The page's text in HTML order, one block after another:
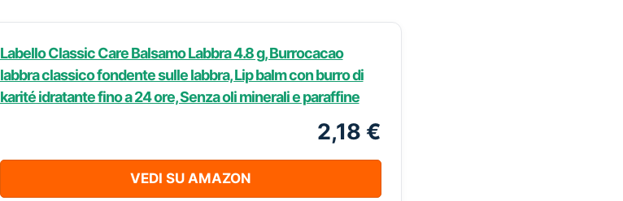
Labello Classic Care Balsamo Labbra 4.8 g, Burrocacao
labbra classico fondente sulle labbra, Lip balm con burro di
karité idratante fino a 24 ore, Senza oli minerali e paraffine
2,18 €
VEDI SU AMAZON